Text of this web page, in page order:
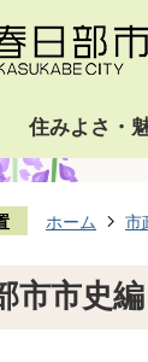
住みよさ・
ホーム 市
市市史